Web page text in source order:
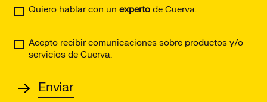
Quiero hablar con un experto de Cuerva.
Acepto recibir comunicaciones sobre productos y/o
servicios de Cuerva.